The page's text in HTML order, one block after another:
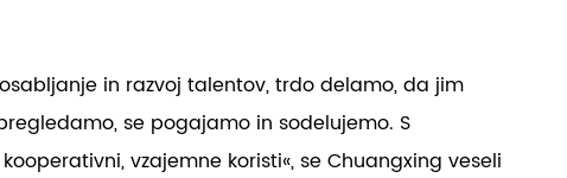
in razvoj talentov, trdo delamo, da jim
se pogajamo in sodelujemo. S
vzajemne koristi«, se Chuangxing veseli